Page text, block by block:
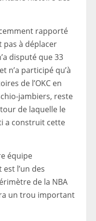
rapporté
pas à déplacer
disputé que 33
n’a participé qu’à
de l’OKC en
jambiers, reste
de laquelle le
a construit cette
équipe
l’un des
de la NBA
un trou important